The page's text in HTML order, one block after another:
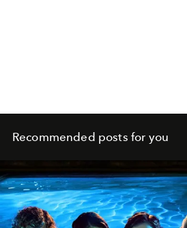
Recommended posts for you